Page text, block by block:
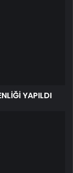
YAPILDI